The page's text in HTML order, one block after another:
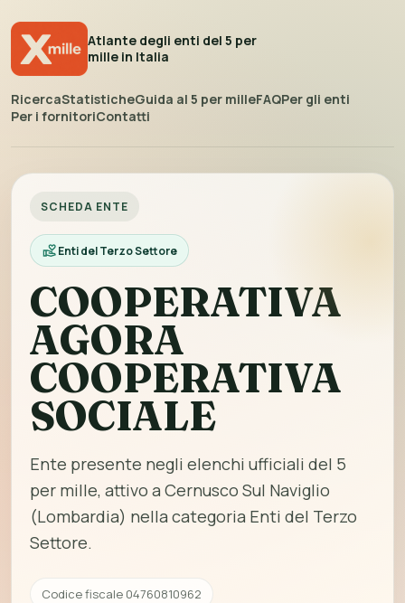
Atlante degli enti del 5 per
mille in Italia
RicercaStatisticheGuida al 5 per milleFAQPer gli enti
Per i fornitoriContatti
SCHEDA ENTE
Enti del Terzo Settore
COOPERATIVA
AGORA
COOPERATIVA
SOCIALE
Ente presente negli elenchi ufficiali del 5
per mille, attivo a Cernusco Sul Naviglio
(Lombardia) nella categoria Enti del Terzo
Settore.
Codice fiscale 04760810962